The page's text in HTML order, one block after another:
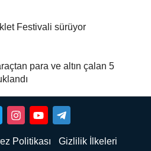
Festivali sürüyor
para ve altın çalan 5
Politikası Gizlilik İlkeleri